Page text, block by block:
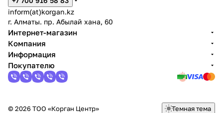
inform(at)korgan.kz
г. Алматы. пр. Абылай хана, 60
Интернет-магазин
Компания
Информация
Покупателю
© 2026 ТОО «Корган Центр» Темная тема